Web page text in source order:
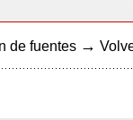
de fuentes →